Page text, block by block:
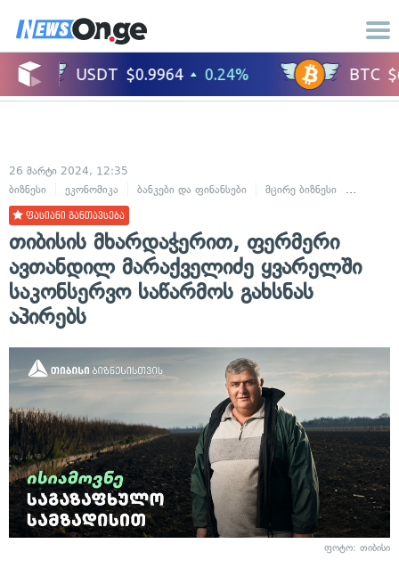
26 მარტი 2024, 12:35
ბიზნესი
ეკონომიკა ბანკები და ფინანსები მცირე ბიზნესი
ფასიანი განთავსება
თიბისის მხარდაჭერით, ფერმერი
ავთანდილ მარაქველიძე ყვარელში
საკონსერვო საწარმოს გახსნას
აპირებს
ფოტო: თიბისი